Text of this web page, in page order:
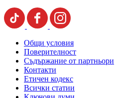
Общи условия
Поверителност
Съдържание от партньори
Контакти
Етичен кодекс
Всички статии